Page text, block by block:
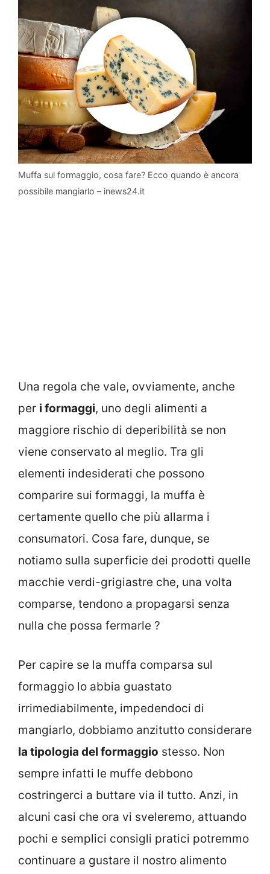
Muffa sul formaggio, cosa fare? Ecco quando è ancora
possibile mangiarlo – inews24.it
Una regola che vale, ovviamente, anche
per i formaggi, uno degli alimenti a
maggiore rischio di deperibilità se non
viene conservato al meglio. Tra gli
elementi indesiderati che possono
comparire sui formaggi, la muffa è
certamente quello che più allarma i
consumatori. Cosa fare, dunque, se
notiamo sulla superficie dei prodotti quelle
macchie verdi-grigiastre che, una volta
comparse, tendono a propagarsi senza
nulla che possa fermarle ?
Per capire se la muffa comparsa sul
formaggio lo abbia guastato
irrimediabilmente, impedendoci di
mangiarlo, dobbiamo anzitutto considerare
la tipologia del formaggio stesso. Non
sempre infatti le muffe debbono
costringerci a buttare via il tutto. Anzi, in
alcuni casi che ora vi sveleremo, attuando
pochi e semplici consigli pratici potremmo
continuare a gustare il nostro alimento